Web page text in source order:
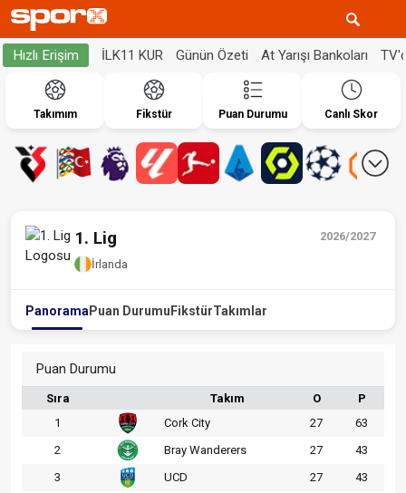
Hızlı Erişim İLK11 KUR Günün Özeti At Yarışı Bankoları
Takımım Fikstür Puan Durumu Canlı Skor
2026/2027
1. Lig
İrlanda
Panorama Puan Durumu FikstürTakımlar
Puan Durumu
Sıra Takım O
P
1
Cork City 27
63
2
Bray Wanderers 27
43
3
UCD 27
43